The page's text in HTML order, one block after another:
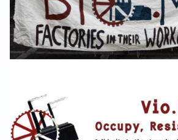
VB BELGIË
VB UTRECHT
VB WEST-FRIESLAND
ZWARTE MUGGEN
Demo